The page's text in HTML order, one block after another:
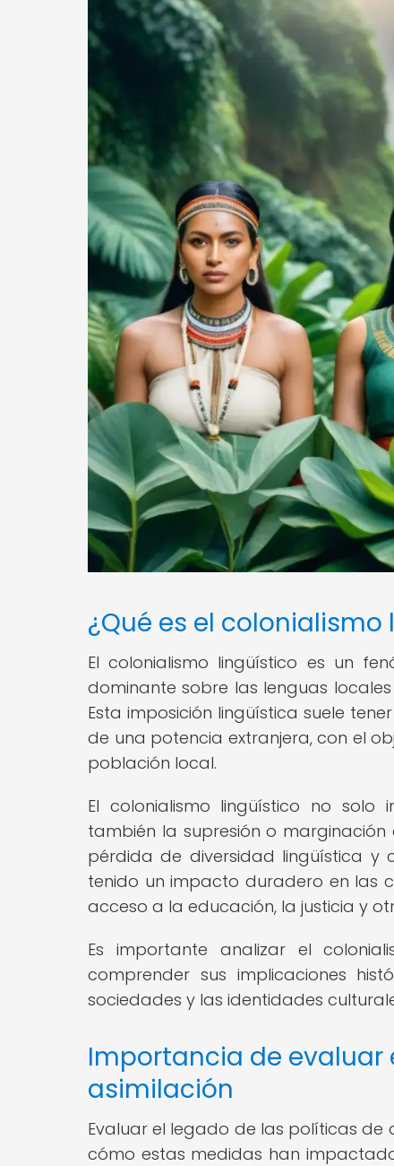
¿Qué es el
El colonialismo lingüístico es un
dominante sobre las lenguas
Esta imposición lingüística suele
de una potencia extranjera, con el
población local.
El colonialismo lingüístico no
también la supresión o
pérdida de diversidad lingüística y
tenido un impacto duradero en las
acceso a la educación, la justicia y
Es importante analizar el
comprender sus implicaciones
sociedades y las identidades
Importancia de evaluar
asimilación
Evaluar el legado de las políticas
cómo estas medidas han